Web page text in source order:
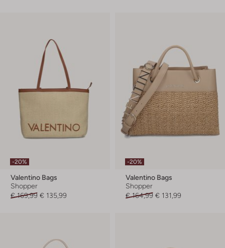
-20%
Valentino Bags
Shopper
€ 169,99 € 135,99
-20%
Valentino Bags
Shopper
€ 164,99 € 131,99